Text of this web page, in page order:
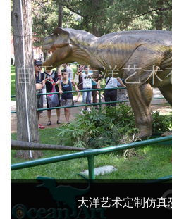
大洋艺术定制仿真